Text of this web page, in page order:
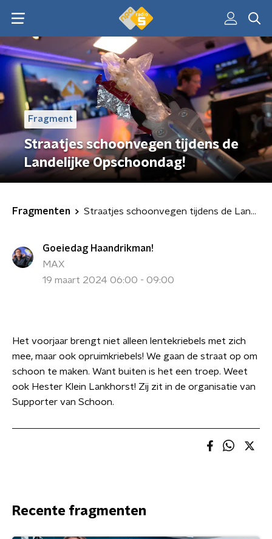
Fragment
Straatjes schoonvegen tijdens de
Landelijke Opschoondag!
Fragmenten Straatjes schoonvegen tijdens de Landelijke Opschoondag!
Goeiedag Haandrikman!
MAX
19 maart 2024 06:00 - 09:00
Het voorjaar brengt niet alleen lentekriebels met zich
mee, maar ook opruimkriebels! We gaan de straat op om
schoon te maken. Want buiten is het een troep. Weet
ook Hester Klein Lankhorst! Zij zit in de organisatie van
Supporter van Schoon.
Recente fragmenten